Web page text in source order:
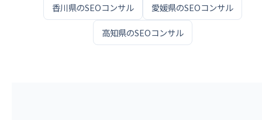
香川県のSEOコンサル 愛媛県のSEOコンサル
高知県のSEOコンサル